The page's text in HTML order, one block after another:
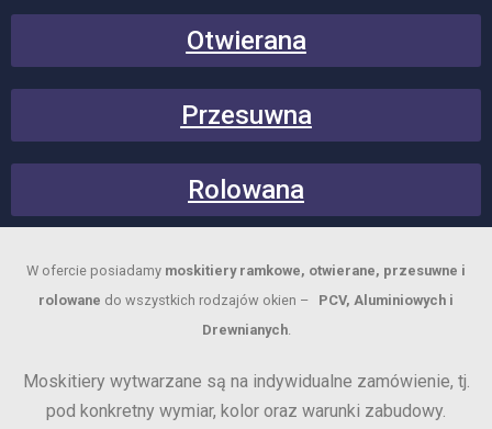
Otwierana
Przesuwna
Rolowana
W ofercie posiadamy moskitiery ramkowe, otwierane, przesuwne i
rolowane do wszystkich rodzajów okien – PCV, Aluminiowych i
Drewnianych.
Moskitiery wytwarzane są na indywidualne zamówienie, tj.
pod konkretny wymiar, kolor oraz warunki zabudowy.